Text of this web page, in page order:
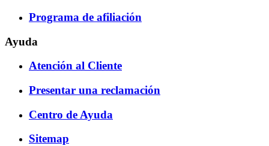
Programa de afiliación
Ayuda
Atención al Cliente
Presentar una reclamación
Centro de Ayuda
Sitemap